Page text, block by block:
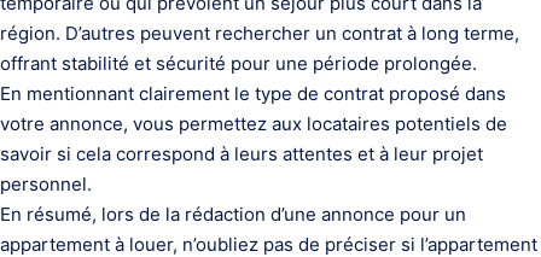
région. D’autres peuvent rechercher un contrat à long terme,
offrant stabilité et sécurité pour une période prolongée.
En mentionnant clairement le type de contrat proposé dans
votre annonce, vous permettez aux locataires potentiels de
savoir si cela correspond à leurs attentes et à leur projet
personnel.
En résumé, lors de la rédaction d’une annonce pour un
appartement à louer, n’oubliez pas de préciser si l’appartement